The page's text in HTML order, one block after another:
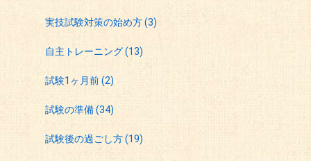
実技試験対策の始め方(3)
自主トレーニング(13)
試験1ヶ月前(2)
試験の準備(34)
試験後の過ごし方(19)